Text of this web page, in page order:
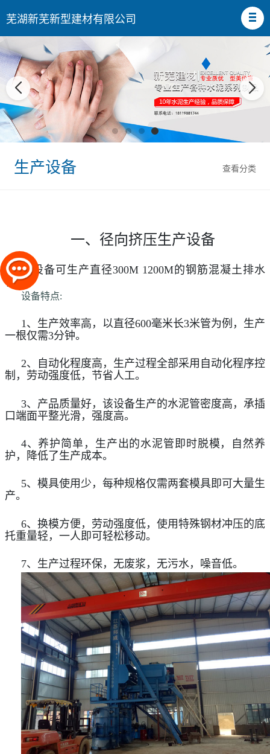
芜湖新芜新型建材有限公司
查看分类
生产设备
一、径向挤压生产设备
该设备可生产直径300M 1200M的钢筋混凝土排水
管。
设备特点:
1、生产效率高，以直径600毫米长3米管为例，生产
一根仅需3分钟。
2、自动化程度高，生产过程全部采用自动化程序控
制，劳动强度低，节省人工。
3、产品质量好，该设备生产的水泥管密度高，承插
口端面平整光滑，强度高。
4、养护简单，生产出的水泥管即时脱模，自然养
护，降低了生产成本。
5、模具使用少，每种规格仅需两套模具即可大量生
产。
6、换模方便，劳动强度低，使用特殊钢材冲压的底
托重量轻，一人即可轻松移动。
7、生产过程环保，无废浆，无污水，噪音低。